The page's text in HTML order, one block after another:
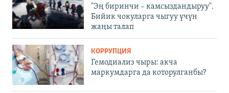
"Эң биринчи – камсыздандыруу".
Бийик чокуларга чыгуу үчүн
жаңы талап
КОРРУПЦИЯ
Гемодиализ чыры: акча
маркумдарга да которулганбы?